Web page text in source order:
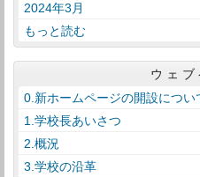
2024年3月
もっと読む
ウェ
0.新ホームページの開設につい
1.学校長あいさつ
2.概況
3.学校の沿革